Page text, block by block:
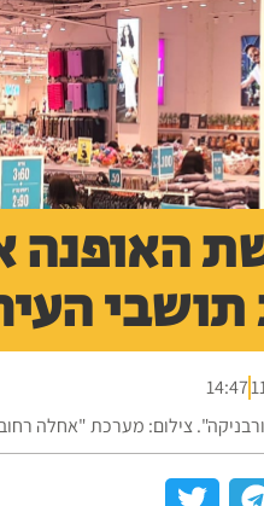
האופנה
14:47
צילום: מערכת "אחלה